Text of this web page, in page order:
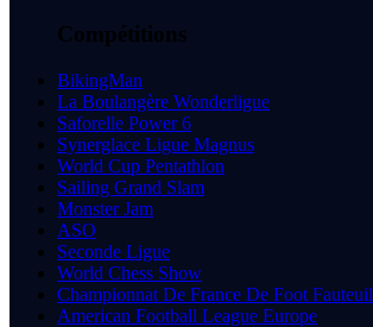
Compétitions
BikingMan
La Boulangère Wonderligue
Saforelle Power 6
Synerglace Ligue Magnus
World Cup Pentathlon
Sailing Grand Slam
Monster Jam
ASO
Seconde Ligue
World Chess Show
Championnat De France De Foot Fauteuil
American Football League Europe